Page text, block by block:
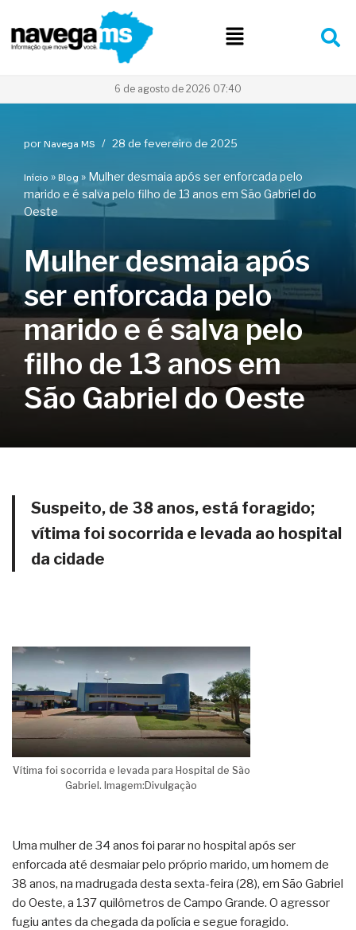
Pular
para
6 de agosto de 2026 07:40
por Navega MS 28 de fevereiro de 2025
Início » Blog » Mulher desmaia após ser enforcada pelo
marido e é salva pelo filho de 13 anos em São Gabriel do
Oeste
Mulher desmaia após
ser enforcada pelo
marido e é salva pelo
filho de 13 anos em
São Gabriel do Oeste
Suspeito, de 38 anos, está foragido;
vítima foi socorrida e levada ao hospital
da cidade
Vítima foi socorrida e levada para Hospital de São
Gabriel. Imagem:Divulgação
Uma mulher de 34 anos foi parar no hospital após ser
enforcada até desmaiar pelo próprio marido, um homem de
38 anos, na madrugada desta sexta-feira (28), em São Gabriel
do Oeste, a 137 quilômetros de Campo Grande. O agressor
fugiu antes da chegada da polícia e segue foragido.